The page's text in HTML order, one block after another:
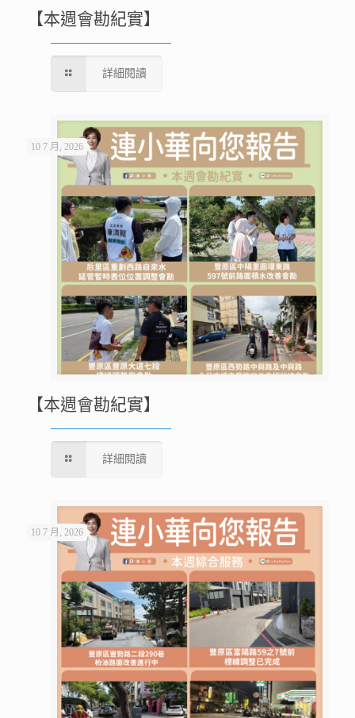
【本週會勘紀實】
詳細閱讀
10 7 月, 2026
【本週會勘紀實】
詳細閱讀
10 7 月, 2026